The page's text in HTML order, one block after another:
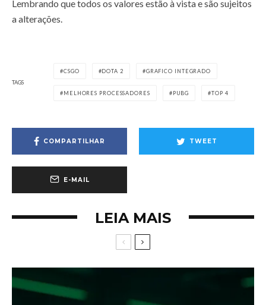
Lembrando que todos os valores estão à vista e são sujeitos
a alterações.
TAGS
CSGO DOTA 2 GRAFICO INTEGRADO
MELHORES PROCESSADORES PUBG TOP 4
COMPARTILHAR TWEET
E-MAIL
LEIA MAIS